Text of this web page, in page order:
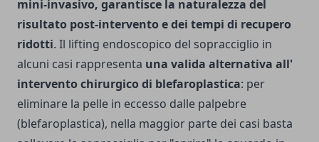
mini-invasivo, garantisce la naturalezza del
risultato post-intervento e dei tempi di recupero
ridotti. Il lifting endoscopico del sopracciglio in
alcuni casi rappresenta una valida alternativa all'
intervento chirurgico di blefaroplastica: per
eliminare la pelle in eccesso dalle palpebre
(blefaroplastica), nella maggior parte dei casi basta